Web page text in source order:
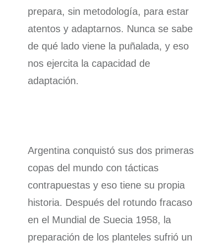
prepara, sin metodología, para estar
atentos y adaptarnos. Nunca se sabe
de qué lado viene la puñalada, y eso
nos ejercita la capacidad de
adaptación.
Argentina conquistó sus dos primeras
copas del mundo con tácticas
contrapuestas y eso tiene su propia
historia. Después del rotundo fracaso
en el Mundial de Suecia 1958, la
preparación de los planteles sufrió un